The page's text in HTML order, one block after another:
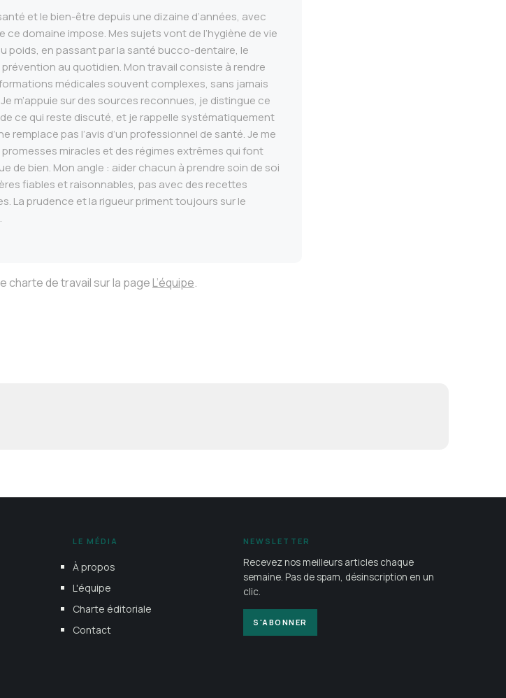
et le bien-être depuis une dizaine d’années, avec
ce domaine impose. Mes sujets vont de l’hygiène de vie
poids, en passant par la santé bucco-dentaire, le
prévention au quotidien. Mon travail consiste à rendre
médicales souvent complexes, sans jamais
m’appuie sur des sources reconnues, je distingue ce
ce qui reste discuté, et je rappelle systématiquement
remplace pas l’avis d’un professionnel de santé. Je me
miracles et des régimes extrêmes qui font
de bien. Mon angle : aider chacun à prendre soin de soi
fiables et raisonnables, pas avec des recettes
La prudence et la rigueur priment toujours sur le
charte de travail sur la page L’équipe.
LE MÉDIA
À propos
L'équipe
Charte éditoriale
Contact
NEWSLETTER
Recevez nos meilleurs articles chaque
semaine. Pas de spam, désinscription en un
clic.
S'ABONNER